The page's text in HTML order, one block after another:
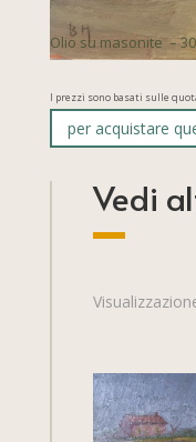
Olio su masonite –
I prezzi sono basati sulle
per acquistare
Vedi